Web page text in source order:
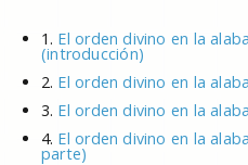
1. El orden divino en la
(introducción)
2. El orden divino en la
3. El orden divino en la
4. El orden divino en la
parte)